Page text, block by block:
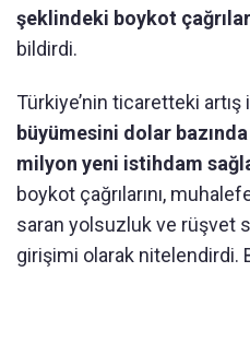
şeklindeki boykot
bildirdi.
Türkiye’nin ticaretteki artış
büyümesini dolar bazında
milyon yeni istihdam
boykot çağrılarını,
saran yolsuzluk ve rüşvet
girişimi olarak nitelendirdi.